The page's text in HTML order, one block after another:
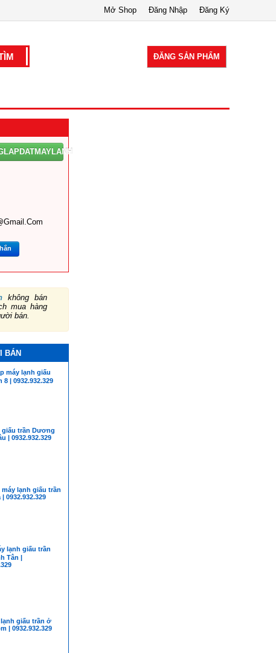
Đăng Ký
Đăng Nhập
Mở Shop
ĐĂNG SẢN PHẨM
không bán
mua hàng
bán.
BÁN
máy lạnh giấu
8 | 0932.932.329
giấu trần Dương
| 0932.932.329
máy lạnh giấu trần
0932.932.329
lạnh giấu trần
Tân |
giấu trần ở
| 0932.932.329